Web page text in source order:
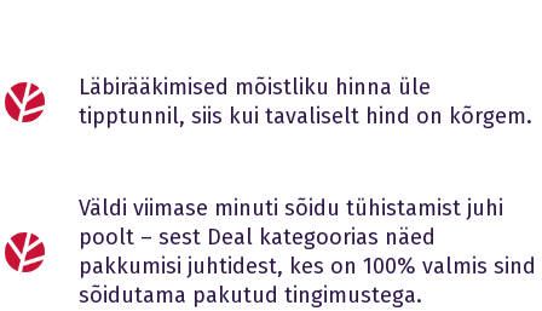
Läbirääkimised mõistliku hinna üle
tipptunnil, siis kui tavaliselt hind on kõrgem.
Väldi viimase minuti sõidu tühistamist juhi
poolt – sest Deal kategoorias näed
pakkumisi juhtidest, kes on 100% valmis sind
sõidutama pakutud tingimustega.